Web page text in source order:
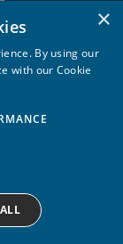
rights
×
By using our
with our Cookie